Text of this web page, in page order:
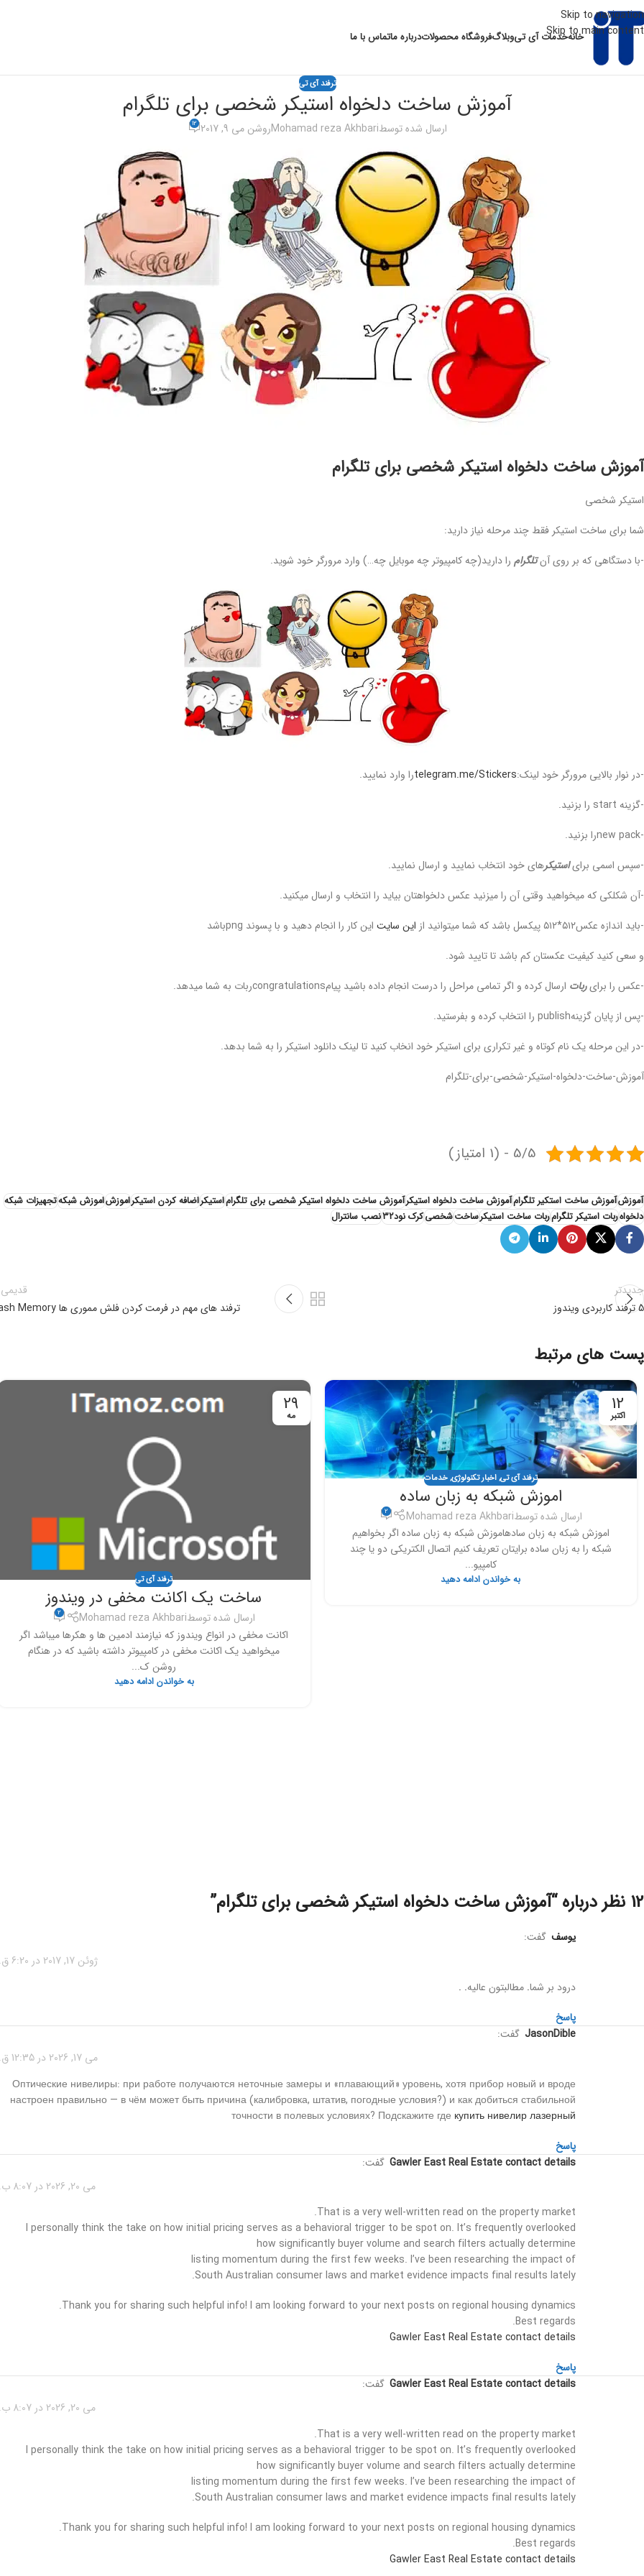
Skip to navigation
Skip to main content
خانهخدمات آی تیوبلاگفروشگاه محصولاتدرباره ماتماس با ما
ترفند آی تی
آموزش ساخت دلخواه استیکر شخصی برای تلگرام
ارسال شده توسطMohamad reza Akhbariروشن می 9, 2017 12
آموزش ساخت دلخواه استیکر شخصی برای تلگرام
استیکر شخصی
شما برای ساخت استیکر فقط چند مرحله نیاز دارید:
-با دستگاهی که بر روی آنتلگرام را دارید(چه کامپیوتر چه موبایل چه…) وارد مرورگر خود شوید.
-در نوار بالایی مرورگر خود لینک:telegram.me/Stickersرا وارد نمایید.
-گزینه start را بزنید.
-new packرا بزنید.
-سپس اسمی برایاستیکرهای خود انتخاب نمایید و ارسال نمایید.
-آن شکلکی که میخواهید وقتی آن را میزنید عکس دلخواهتان بیاید را انتخاب و ارسال میکنید.
-باید اندازه عکس۵۱۲*۵۱۲ پیکسل باشد که شما میتوانید از
این سایت این کار را انجام دهید و با پسوند pngباشد
و سعی کنید کیفیت عکستان کم باشد تا تایید شود.
-عکس را برایربات ارسال کرده و اگر تمامی مراحل را درست انجام داده باشید پیامcongratulationsربات به شما میدهد.
-پس از پایان گزینهpublish را انتخاب کرده و بفرستید.
-در این مرحله یک نام کوتاه و غیر تکراری برای استیکر خود انخاب کنید تا لینک دانلود استیکر را به شما بدهد.
آموزش-ساخت-دلخواه-استیکر-شخصی-برای-تلگرام
5/5 - (1 امتیاز)
آموزشآموزش ساخت استکیر تلگرامآموزش ساخت دلخواه استیکرآموزش ساخت دلخواه استیکر شخصی برای تلگراماستیکراضافه کردن استیکراموزشاموزش شبکهتجهیزات شبکه
دلخواهربات استیکر تلگرامربات ساخت استیکرساختشخصیکرک نود32 نصب سانترال
جدیدتر
5 ترفند کاربردی ویندوز
قدیمی
ترفند های مهم در فرمت کردن فلش مموری ها Flash Memory
پست های مرتبط
12
اکتبر
ترفند آی تی,اخبار تکنولوژی,خدمات
اموزش شبکه به زبان ساده
ارسال شده توسطMohamad reza Akhbari
2
اموزش شبکه به زبان سادهاموزش شبکه به زبان ساده اگر بخواهیم
شبکه را به زبان ساده برایتان تعریف کنیم اتصال الکتریکی دو یا چند
کامپیو...
به خواندن ادامه دهید
29
مه
ترفند آی تی
ساخت یک اکانت مخفی در ویندوز
ارسال شده توسطMohamad reza Akhbari
2
اکانت مخفی در انواع ویندوز که نیازمند ادمین ها و هکرها میباشد اگر
میخواهید یک اکانت مخفی در کامپیوتر داشته باشید که در هنگام
روشن ک...
به خواندن ادامه دهید
آموزش ساخت دلخواه استیکر شخصی برای تلگرام”
یوسف گفت:
ژوئن 17, 2017 در 6:20 ق.ظ
درود بر شما. مطالبتون عالیه.
.
پاسخ
JasonDible
گفت:
می 17, 2026 در 12:35 ق.ظ
Оптические нивелиры: при работе получаются неточные замеры и «плавающий» уровень, хотя прибор новый и вроде
настроен правильно — в чём может быть причина (калибровка, штатив, погодные условия?) и как добиться стабильной
точности в полевых условиях? Подскажите где купить нивелир лазерный
پاسخ
Gawler East Real Estate contact details
گفت:
می 20, 2026 در 8:07 ب.ظ
That is a very well-written read on the property market.
I personally think the take on how initial pricing serves as a behavioral trigger to be spot on. It’s frequently overlooked
how significantly buyer volume and search filters actually determine
listing momentum during the first few weeks. I’ve been researching the impact of
South Australian consumer laws and market evidence impacts final results lately.
Thank you for sharing such helpful info! I am looking forward to your next posts on regional housing dynamics.
Best regards.
Gawler East Real Estate contact details
پاسخ
Gawler East Real Estate contact details
گفت:
می 20, 2026 در 8:07 ب.ظ
That is a very well-written read on the property market.
I personally think the take on how initial pricing serves as a behavioral trigger to be spot on. It’s frequently overlooked
how significantly buyer volume and search filters actually determine
listing momentum during the first few weeks. I’ve been researching the impact of
South Australian consumer laws and market evidence impacts final results lately.
Thank you for sharing such helpful info! I am looking forward to your next posts on regional housing dynamics.
Best regards.
Gawler East Real Estate contact details